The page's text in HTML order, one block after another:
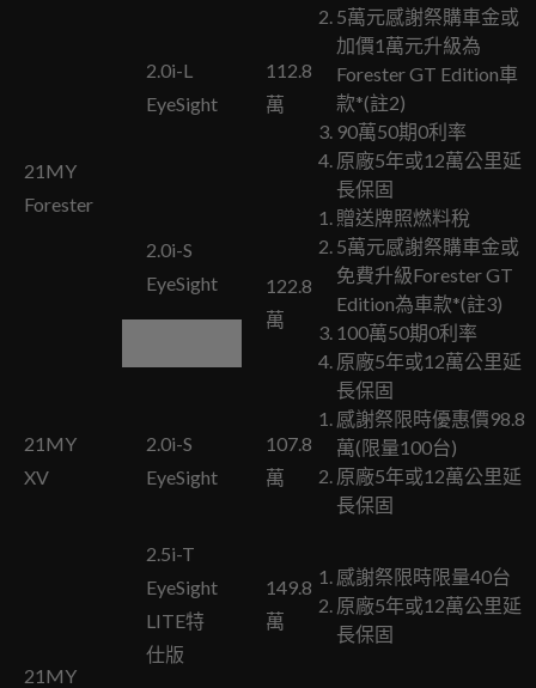
21MY
Forester
2.0i-L
EyeSight
112.8
萬
5萬元感謝祭購車金或
加價1萬元升級為
Forester GT Edition車
款*(註2)
90萬50期0利率
原廠5年或12萬公里延
長保固
2.0i-S
EyeSight
122.8
萬
贈送牌照燃料稅
5萬元感謝祭購車金或
免費升級Forester GT
Edition為車款*(註3)
100萬50期0利率
原廠5年或12萬公里延
長保固
21MY
XV
2.0i-S
EyeSight
107.8
萬
感謝祭限時優惠價98.8
萬(限量100台)
原廠5年或12萬公里延
長保固
21MY
2.5i-T
EyeSight
LITE特
仕版
149.8
萬
感謝祭限時限量40台
原廠5年或12萬公里延
長保固